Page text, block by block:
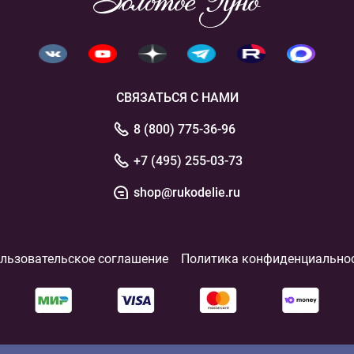
СВЯЗАТЬСЯ С НАМИ
8 (800) 775-36-96
+7 (495) 255-03-73
shop@rukodelie.ru
соглашение Политика